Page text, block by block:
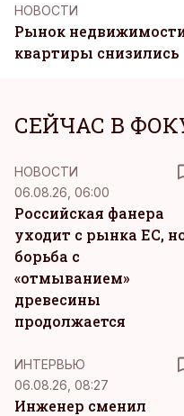
НОВОСТИ
Рынок
квартиры снизились
СЕЙЧАС В
НОВОСТИ
06.08.26, 06:00
Российская фанера
уходит с рынка ЕС,
борьба с
«отмыванием»
древесины
продолжается
ИНТЕРВЬЮ
06.08.26, 08:27
Инженер сменил